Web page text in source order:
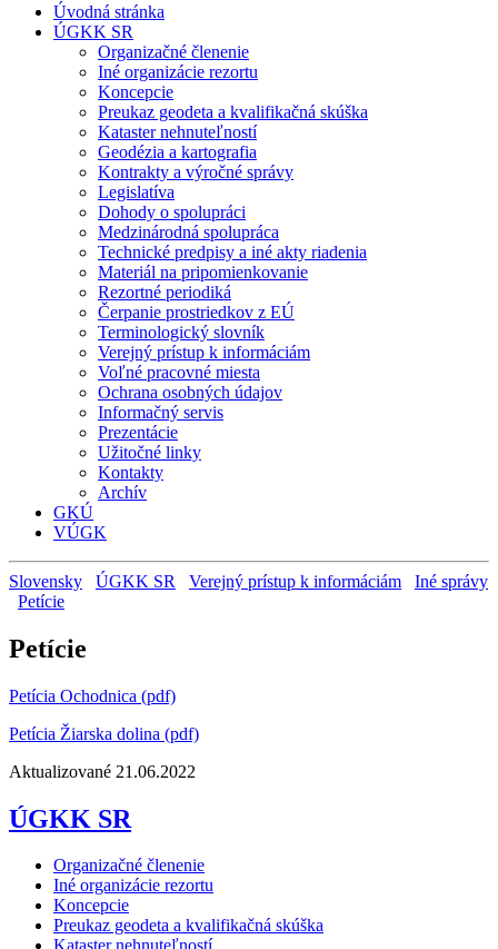
Úvodná stránka
ÚGKK SR
Organizačné členenie
Iné organizácie rezortu
Koncepcie
Preukaz geodeta a kvalifikačná skúška
Kataster nehnuteľností
Geodézia a kartografia
Kontrakty a výročné správy
Legislatíva
Dohody o spolupráci
Medzinárodná spolupráca
Technické predpisy a iné akty riadenia
Materiál na pripomienkovanie
Rezortné periodiká
Čerpanie prostriedkov z EÚ
Terminologický slovník
Verejný prístup k informáciám
Voľné pracovné miesta
Ochrana osobných údajov
Informačný servis
Prezentácie
Užitočné linky
Kontakty
Archív
GKÚ
VÚGK
Slovensky ÚGKK SR Verejný prístup k informáciám
Iné správy
Petície
Petície
Petícia Ochodnica (pdf)
Petícia Žiarska dolina (pdf)
Aktualizované 21.06.2022
ÚGKK SR
Organizačné členenie
Iné organizácie rezortu
Koncepcie
Preukaz geodeta a kvalifikačná skúška